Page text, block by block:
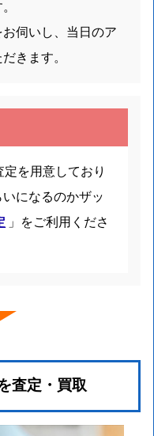
伺いし、当日のア
きます。
を用意しており
になるのかザッ
」をご利用くださ
査定・買取